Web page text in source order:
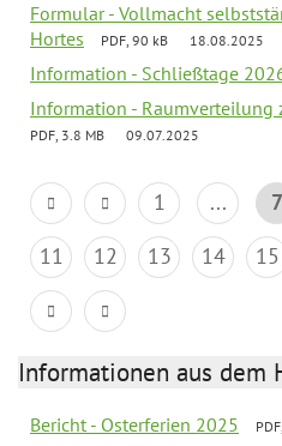
Formular - Vollmacht
Hortes
PDF, 90 kB 18.08.2025
Information - Schließtage
Information - Raumverteilung
PDF, 3.8 MB 09.07.2025
1 ... 7
11
12 13 14 15
Informationen aus dem
Bericht - Osterferien 2025